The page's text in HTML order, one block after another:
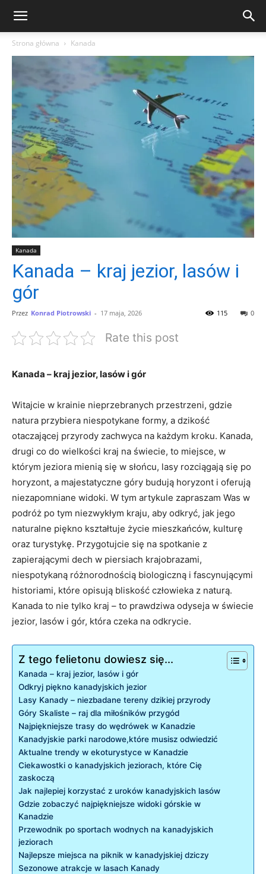
Strona główna Kanada
Kanada
Kanada – kraj jezior, lasów i
gór
Przez Konrad Piotrowski - 17 maja, 2026 0
115
Rate this post
Kanada –‌ kraj jezior, lasów i⁤ gór
Witajcie w krainie nieprzebranych przestrzeni, gdzie
natura przybiera niespotykane formy, a dzikość
otaczającej przyrody zachwyca⁣ na​ każdym kroku. Kanada,
drugi⁤ co‌ do wielkości ⁢kraj na świecie, to miejsce, w
którym jeziora mienią się w słońcu, ​lasy rozciągają się po
horyzont, a majestatyczne ‌góry budują horyzont​ i oferują
⁤niezapomniane⁣ widoki. W tym artykule zapraszam Was w
podróż ‌po tym niezwykłym kraju, aby odkryć, ‌jak ⁣jego​
naturalne piękno kształtuje życie mieszkańców, ⁤kulturę
oraz turystykę. Przygotujcie się na ‍spotkanie z
zapierającymi dech w piersiach⁤ krajobrazami,
niespotykaną różnorodnością biologiczną ⁣i fascynującymi
⁤historiami, które ⁢opisują bliskość człowieka z ⁣naturą.⁣
Kanada⁤ to nie tylko kraj – to‍ prawdziwa odyseja w świecie
jezior, lasów ⁣i gór, ⁤która czeka ⁢na ​odkrycie.
Z tego felietonu dowiesz się...
Kanada – kraj⁤ jezior, lasów i gór
Odkryj piękno kanadyjskich ‌jezior
Lasy Kanady – niezbadane tereny ⁣dzikiej przyrody
Góry ‍Skaliste ⁣– raj dla miłośników przygód
Najpiękniejsze trasy do wędrówek w Kanadzie
Kanadyjskie ​parki narodowe,które musisz odwiedzić
Aktualne‌ trendy w ⁣ekoturystyce ​w Kanadzie
Ciekawostki o kanadyjskich ⁣jeziorach, które Cię
zaskoczą
Jak ‍najlepiej korzystać z uroków‌ kanadyjskich lasów
Gdzie zobaczyć najpiękniejsze widoki górskie ⁤w ​
Kanadzie
Przewodnik po ‌sportach wodnych na kanadyjskich
jeziorach
Najlepsze ⁢miejsca na piknik⁢ w kanadyjskiej dziczy
Sezonowe ​atrakcje ​w lasach Kanady